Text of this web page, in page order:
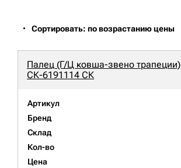
Сортировать: по возрастанию цены
Палец (Г/Ц ковша-звено трапеции)
СК-6191114 СК
Артикул
Бренд
Склад
Кол-во
Цена